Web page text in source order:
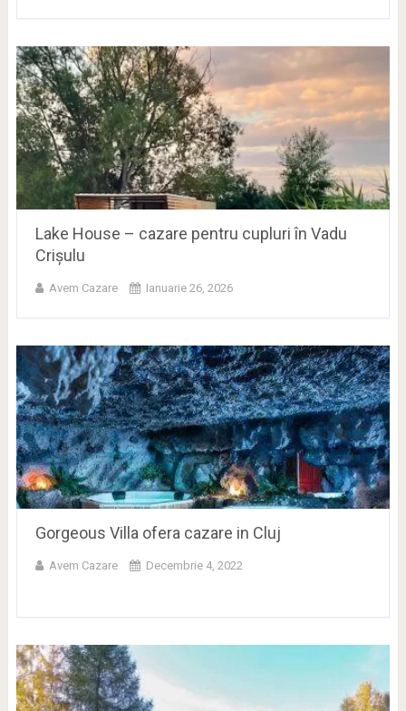
Lake House – cazare pentru cupluri în Vadu
Crișulu
Avem Cazare Ianuarie 26, 2026
Gorgeous Villa ofera cazare in Cluj
Avem Cazare Decembrie 4, 2022